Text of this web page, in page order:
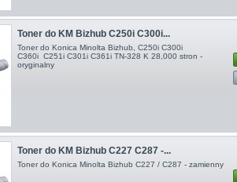
Toner do KM Bizhub C250i C300i...
Toner do Konica Minolta Bizhub , C250i C300i
C360i C251i C301i C361i TN-328 K 28,000 stron -
oryginalny
Toner do KM Bizhub C227 C287 -...
Toner do Konica Minolta Bizhub C227 / C287 - zamienny